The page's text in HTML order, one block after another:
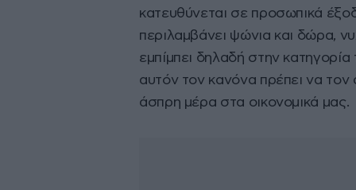
κατευθύνεται σε προσωπικά
περιλαμβάνει ψώνια και δώρα,
εμπίμπει δηλαδή στην
αυτόν τον κανόνα πρέπει να
άσπρη μέρα στα οικονομικά μας.